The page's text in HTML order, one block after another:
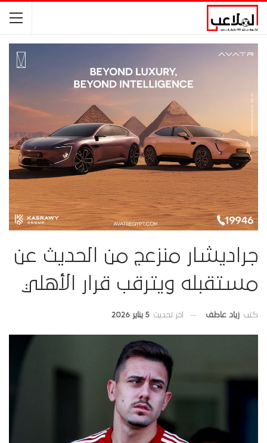
جراديشار منزعج من الحديث عن
مستقبله ويترقب قرار الأهلي
كتب زياد عاطف اخر تحديث 5 يناير 2026